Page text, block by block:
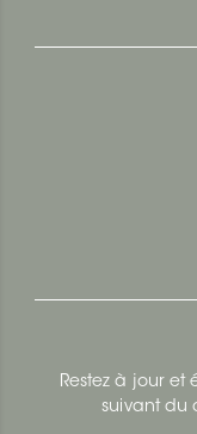
Restez à jour et
suivant du